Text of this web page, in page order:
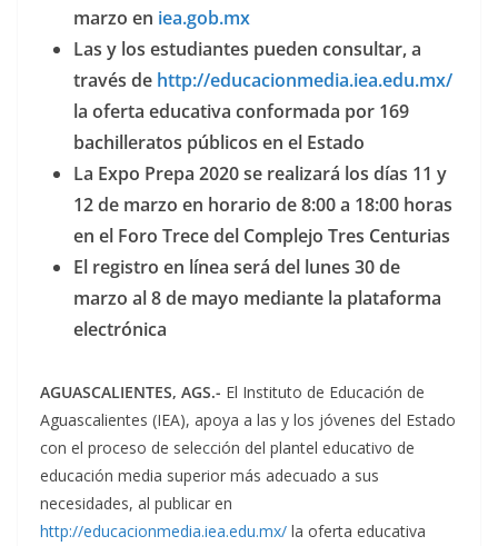
marzo en iea.gob.mx
Las y los estudiantes pueden consultar, a
través de http://educacionmedia.iea.edu.mx/
la oferta educativa conformada por 169
bachilleratos públicos en el Estado
La Expo Prepa 2020 se realizará los días 11 y
12 de marzo en horario de 8:00 a 18:00 horas
en el Foro Trece del Complejo Tres Centurias
El registro en línea será del lunes 30 de
marzo al 8 de mayo mediante la plataforma
electrónica
AGUASCALIENTES, AGS.- El Instituto de Educación de
Aguascalientes (IEA), apoya a las y los jóvenes del Estado
con el proceso de selección del plantel educativo de
educación media superior más adecuado a sus
necesidades, al publicar en
http://educacionmedia.iea.edu.mx/ la oferta educativa